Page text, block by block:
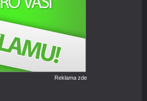
Reklama zde